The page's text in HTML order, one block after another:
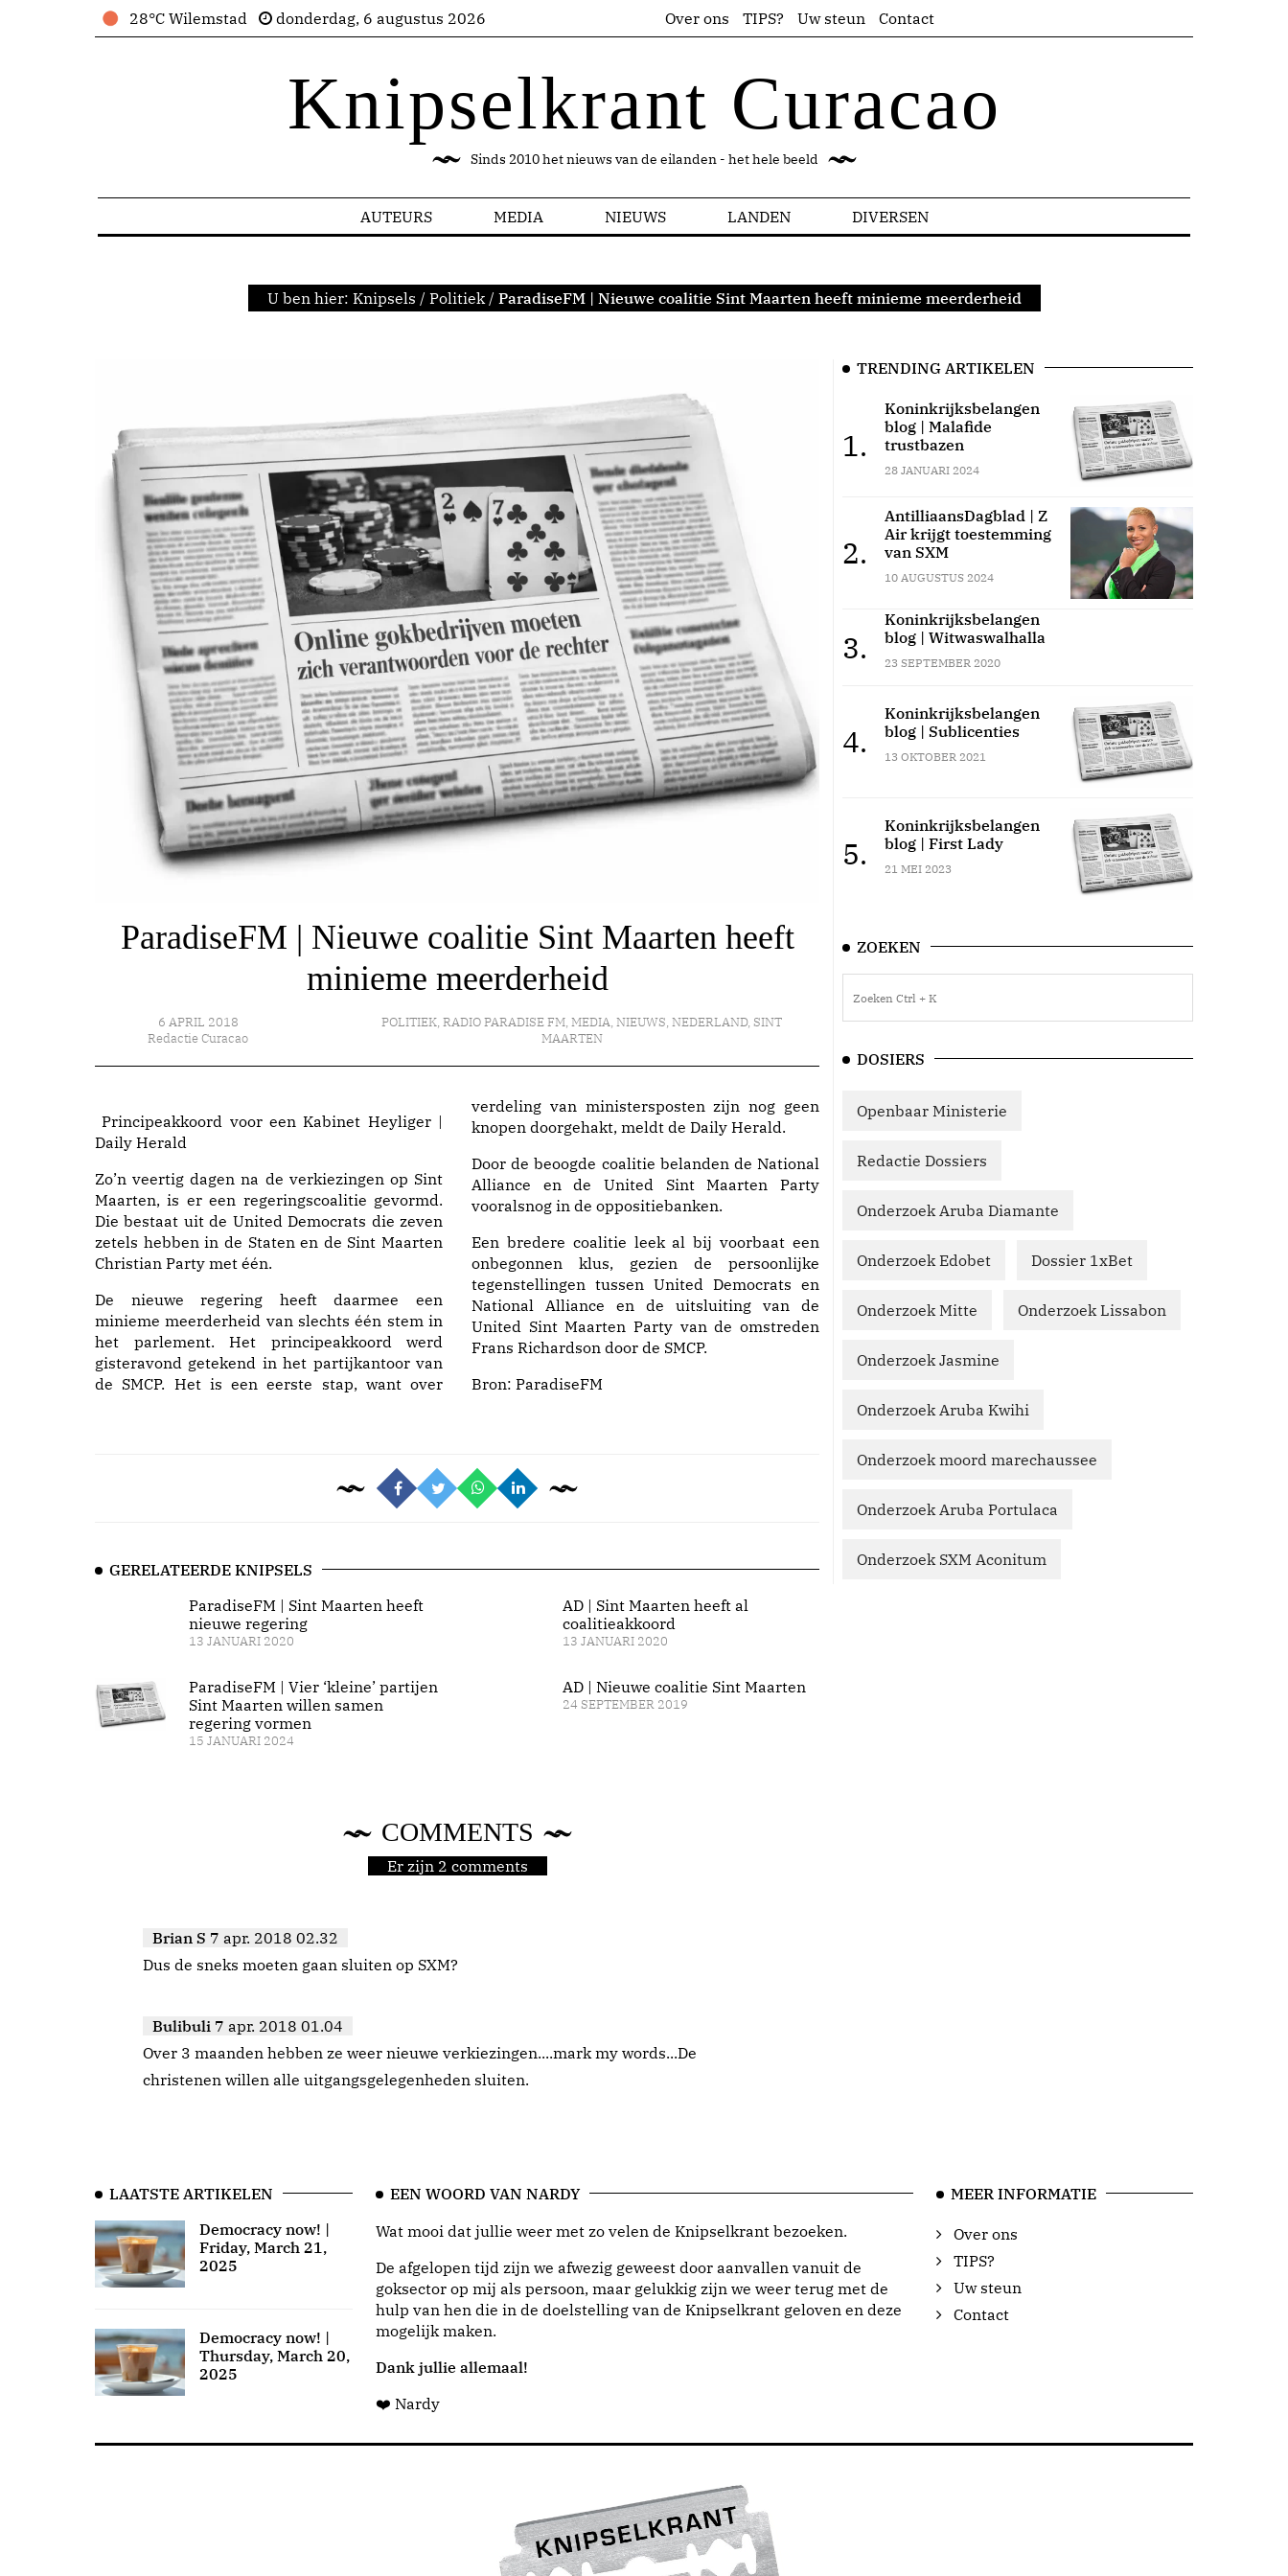
28°C Wilemstad donderdag, 6 augustus 2026 Over ons TIPS? Uw steun Contact
Knipselkrant Curacao
Sinds 2010 het nieuws van de eilanden - het hele beeld
AUTEURS MEDIA NIEUWS LANDEN DIVERSEN
U ben hier: Knipsels / Politiek / ParadiseFM | Nieuwe coalitie Sint Maarten heeft minieme meerderheid
ParadiseFM | Nieuwe coalitie Sint Maarten heeft
minieme meerderheid
6 APRIL 2018
Redactie Curacao
POLITIEK, RADIO PARADISE FM, MEDIA, NIEUWS, NEDERLAND, SINT
MAARTEN
Principeakkoord voor een Kabinet Heyliger |
Daily Herald
Zo’n veertig dagen na de verkiezingen op Sint
Maarten, is er een regeringscoalitie gevormd.
Die bestaat uit de United Democrats die zeven
zetels hebben in de Staten en de Sint Maarten
Christian Party met één.
De nieuwe regering heeft daarmee een
minieme meerderheid van slechts één stem in
het parlement. Het principeakkoord werd
gisteravond getekend in het partijkantoor van
de SMCP. Het is een eerste stap, want over
verdeling van ministersposten zijn nog geen
knopen doorgehakt, meldt de Daily Herald.
Door de beoogde coalitie belanden de National
Alliance en de United Sint Maarten Party
vooralsnog in de oppositiebanken.
Een bredere coalitie leek al bij voorbaat een
onbegonnen klus, gezien de persoonlijke
tegenstellingen tussen United Democrats en
National Alliance en de uitsluiting van de
United Sint Maarten Party van de omstreden
Frans Richardson door de SMCP.
Bron: ParadiseFM
GERELATEERDE KNIPSELS
ParadiseFM | Sint Maarten heeft
nieuwe regering
13 JANUARI 2020
ParadiseFM | Vier ‘kleine’ partijen
Sint Maarten willen samen
regering vormen
15 JANUARI 2024
AD | Sint Maarten heeft al
coalitieakkoord
13 JANUARI 2020
AD | Nieuwe coalitie Sint Maarten
24 SEPTEMBER 2019
COMMENTS
Er zijn 2 comments
Brian S 7 apr. 2018 02.32
Dus de sneks moeten gaan sluiten op SXM?
Bulibuli 7 apr. 2018 01.04
Over 3 maanden hebben ze weer nieuwe verkiezingen....mark my words...De
christenen willen alle uitgangsgelegenheden sluiten.
TRENDING ARTIKELEN
1.
Koninkrijksbelangen
blog | Malafide
trustbazen
28 JANUARI 2024
2.
AntilliaansDagblad | Z
Air krijgt toestemming
van SXM
10 AUGUSTUS 2024
3.
Koninkrijksbelangen
blog | Witwaswalhalla
23 SEPTEMBER 2020
4.
Koninkrijksbelangen
blog | Sublicenties
13 OKTOBER 2021
5.
Koninkrijksbelangen
blog | First Lady
21 MEI 2023
ZOEKEN
DOSIERS
Openbaar Ministerie
Redactie Dossiers
Onderzoek Aruba Diamante
Onderzoek Edobet Dossier 1xBet
Onderzoek Mitte Onderzoek Lissabon
Onderzoek Jasmine
Onderzoek Aruba Kwihi
Onderzoek moord marechaussee
Onderzoek Aruba Portulaca
Onderzoek SXM Aconitum
LAATSTE ARTIKELEN
Democracy now! |
Friday, March 21,
2025
Democracy now! |
Thursday, March 20,
2025
EEN WOORD VAN NARDY
Wat mooi dat jullie weer met zo velen de Knipselkrant bezoeken.
De afgelopen tijd zijn we afwezig geweest door aanvallen vanuit de
goksector op mij als persoon, maar gelukkig zijn we weer terug met de
hulp van hen die in de doelstelling van de Knipselkrant geloven en deze
mogelijk maken.
Dank jullie allemaal!
❤️ Nardy
MEER INFORMATIE
Over ons
TIPS?
Uw steun
Contact